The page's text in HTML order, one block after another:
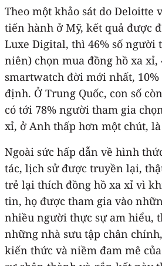
Theo một khảo sát do Deloitte
tiến hành ở Mỹ, kết quả được
Luxe Digital, thì 46% số người
niên) chọn mua đồng hồ xa xỉ,
smartwatch đời mới nhất,
định. Ở Trung Quốc, con số
có tới 78% người tham gia
xỉ, ở Anh thấp hơn một chút, là
Ngoài sức hấp dẫn về hình
tác, lịch sử được truyền lại,
trẻ lại thích đồng hồ xa xỉ vì
tin, họ được tham gia vào
nhiều người thực sự am hiểu,
những nhà sưu tập chân
kiến thức và niềm đam mê